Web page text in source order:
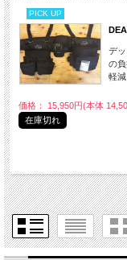
PICK UP
デ
の
軽減
価格： 15,950円(本体
在庫切れ